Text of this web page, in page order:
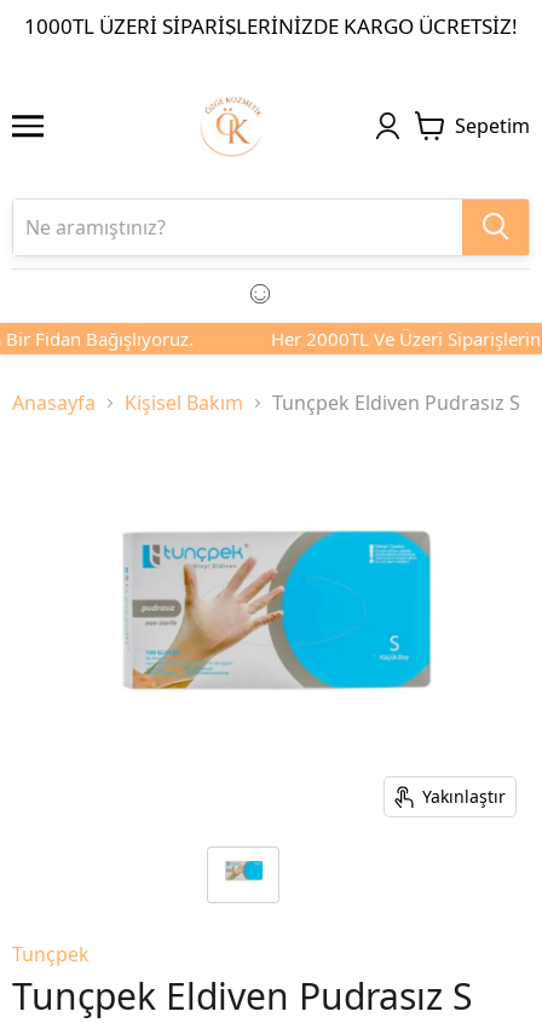
1000TL ÜZERI SIPARIŞLERINIZDE KARGO ÜCRETSIZ!
Sepetim
Fidan Bağışlıyoruz. Her 2000TL Ve Üzeri
Anasayfa Kişisel Bakım Tunçpek Eldiven Pudrasız S
Yakınlaştır
Tunçpek
Tunçpek Eldiven Pudrasız S